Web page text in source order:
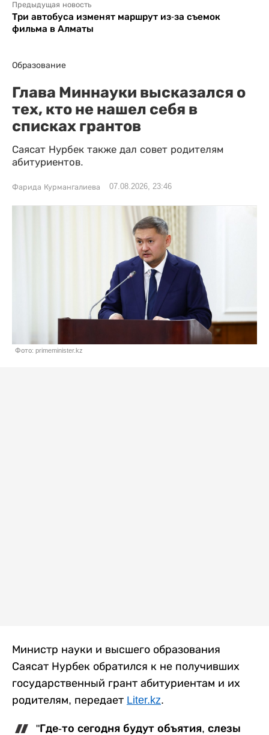
Предыдущая новость
Три автобуса изменят маршрут из-за съемок
фильма в Алматы
Образование
Глава Миннауки высказался о
тех, кто не нашел себя в
списках грантов
Саясат Нурбек также дал совет родителям
абитуриентов.
Фарида Курмангалиева 07.08.2026, 23:46
Фото: primeminister.kz
Министр науки и высшего образования
Саясат Нурбек обратился к не получивших
государственный грант абитуриентам и их
родителям, передает Liter.kz.
"Где-то сегодня будут объятия, слезы